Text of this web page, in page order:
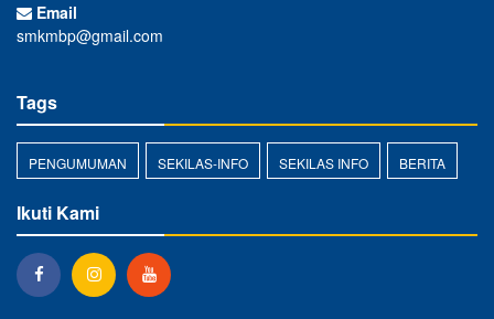
Email
smkmbp@gmail.com
Tags
PENGUMUMAN SEKILAS-INFO SEKILAS INFO BERITA
Ikuti Kami